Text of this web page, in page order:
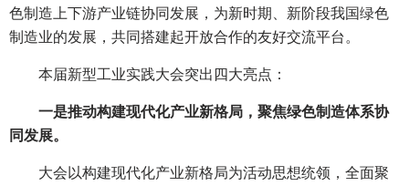
色制造上下游产业链协同发展，为新时期、新阶段我国绿色
制造业的发展，共同搭建起开放合作的友好交流平台。
本届新型工业实践大会突出四大亮点：
一是推动构建现代化产业新格局，聚焦绿色制造体系协
同发展。
大会以构建现代化产业新格局为活动思想统领，全面聚